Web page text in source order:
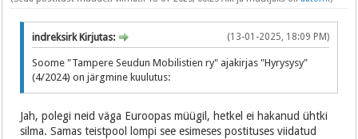
(13-01-2025, 18:09 PM)
indreksirk Kirjutas:
Soome "Tampere Seudun Mobilistien ry" ajakirjas "Hyrysysy"
(4/2024) on järgmine kuulutus:
Jah, polegi neid väga Euroopas müügil, hetkel ei hakanud ühtki
silma. Samas teistpool lompi see esimeses postituses viidatud